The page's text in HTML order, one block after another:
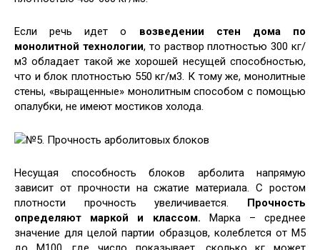
Если речь идет о возведении стен дома по
монолитной технологии, то раствор плотностью 300 кг/
м3 обладает такой же хорошей несущей способностью,
что и блок плотностью 550 кг/м3. К тому же, монолитные
стены, «выращенные» монолитным способом с помощью
опалубки, не имеют мостиков холода.
№5. Прочность арболитовых блоков
Несущая способность блоков арболита напрямую
зависит от прочности на сжатие материала. С ростом
плотности прочность увеличивается. Прочность
определяют маркой и классом. Марка – среднее
значение для целой партии образцов, колеблется от М5